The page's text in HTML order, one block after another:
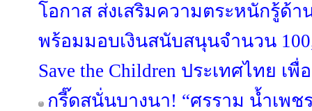
โอกาส ส่งเสริมความตระหนักรู้ด้
พร้อมมอบเงินสนับสนุนจำนวน
Save the Children ประเทศไทย เ
กรี๊ดสนั่นบางนา! “ศรราม น้ำเพช